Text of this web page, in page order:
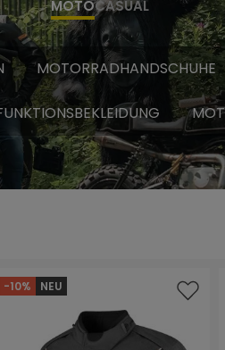
MOTOCASUAL
MOTORRADHANDSCHUHE
-10% NEU